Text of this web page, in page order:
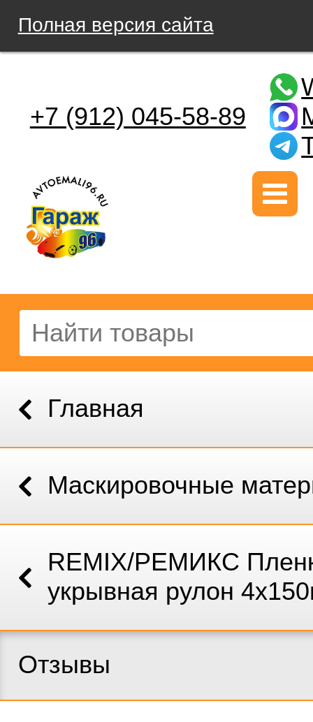
Полная версия сайта
+7 (912) 045-58-89
Главная
Маскировочные
REMIX/РЕМИКС
укрывная
Отзывы